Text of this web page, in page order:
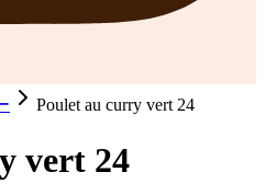
Poulet au curry vert 24
vert 24